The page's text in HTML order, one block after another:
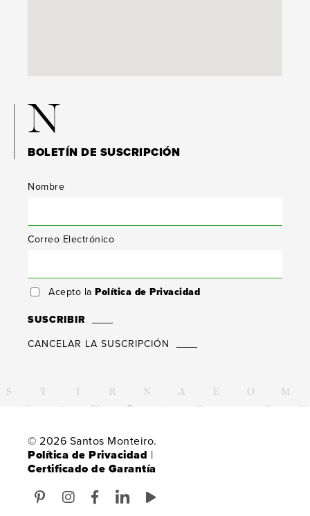
N
BOLETÍN DE SUSCRIPCIÓN
Nombre
Correo Electrónico
Acepto la Política de Privacidad
SUSCRIBIR
CANCELAR LA SUSCRIPCIÓN
© 2026 Santos Monteiro.
Política de Privacidad |
Certificado de Garantía